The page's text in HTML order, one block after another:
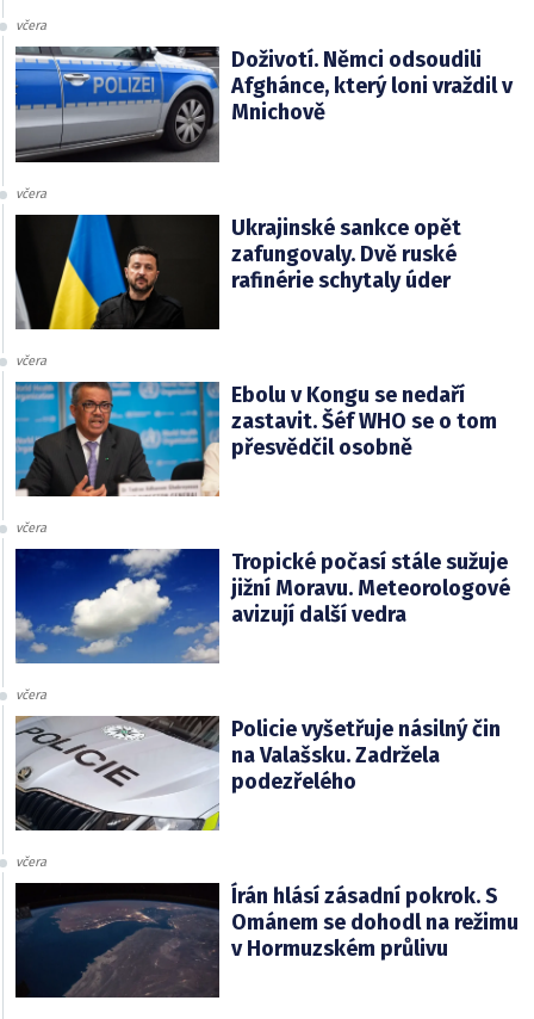
včera
Doživotí. Němci odsoudili
Afghánce, který loni vraždil v
Mnichově
včera
Ukrajinské sankce opět
zafungovaly. Dvě ruské
rafinérie schytaly úder
včera
Ebolu v Kongu se nedaří
zastavit. Šéf WHO se o tom
přesvědčil osobně
včera
Tropické počasí stále sužuje
jižní Moravu. Meteorologové
avizují další vedra
včera
Policie vyšetřuje násilný čin
na Valašsku. Zadržela
podezřelého
včera
Írán hlásí zásadní pokrok. S
Ománem se dohodl na režimu
v Hormuzském průlivu